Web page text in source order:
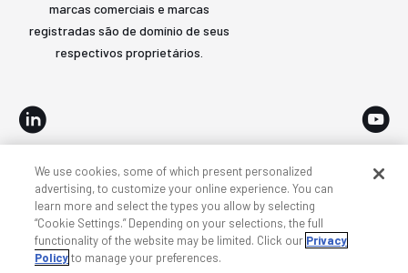
marcas comerciais e marcas
registradas são de domínio de seus
respectivos proprietários.
Acessibilidade Privacidade e cookies
Mapa do site
We use cookies, some of which present personalized
advertising, to customize your online experience. You can
learn more and select the types you allow by selecting
“Cookie Settings.” Depending on your selections, the full
functionality of the website may be limited. Click our Privacy
Policyto manage your preferences.